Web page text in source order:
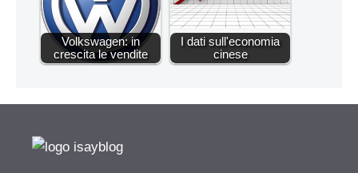
Volkswagen: in
crescita le vendite
I dati sull'economia
cinese